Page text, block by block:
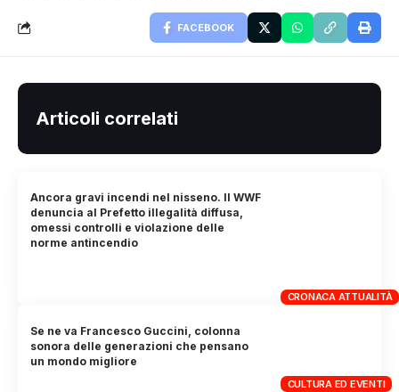
FACEBOOK
Articoli correlati
CRONACA ATTUALITÀ
Ancora gravi incendi nel nisseno. Il WWF
denuncia al Prefetto illegalità diffusa,
omessi controlli e violazione delle
norme antincendio
CULTURA ED EVENTI
Se ne va Francesco Guccini, colonna
sonora delle generazioni che pensano
un mondo migliore